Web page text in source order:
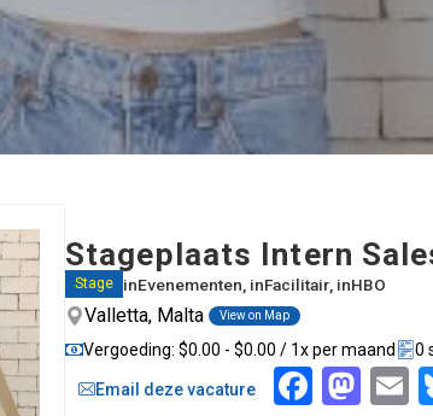
Stageplaats Intern
Stage inEvenementen , inFacilitair , inHBO
Valletta, Malta View on Map
Vergoeding: $0.00 - $0.00 / 1x per maand 0
Email deze vacature Facebook